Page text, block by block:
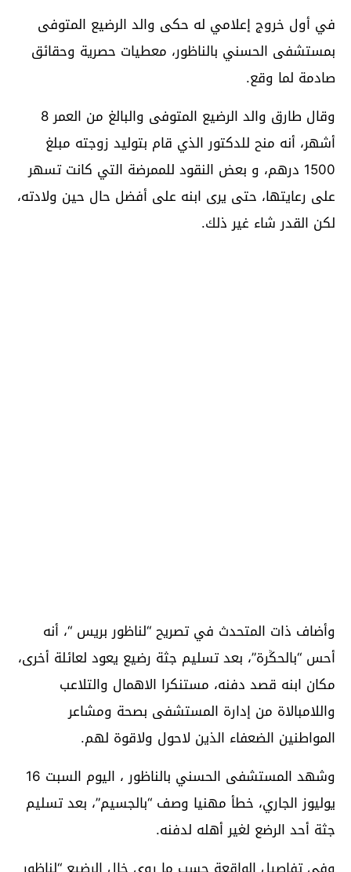
في أول خروج إعلامي له حكى والد الرضيع المتوفى
بمستشفى الحسني بالناظور، معطيات حصرية وحقائق
صادمة لما وقع.
وقال طارق والد الرضيع المتوفى والبالغ من العمر 8
أشهر، أنه منح للدكتور الذي قام بتوليد زوجته مبلغ
1500 درهم، و بعض النقود للممرضة التي كانت تسهر
على رعايتها، حتى يرى ابنه على أفضل حال حين ولادته،
لكن القدر شاء غير ذلك.
وأضاف ذات المتحدث في تصريح “لناظور بريس “، أنه
أحس “بالحݣرة”، بعد تسليم جثة رضيع يعود لعائلة أخرى،
مكان ابنه قصد دفنه، مستنكرا الاهمال والتلاعب
واللامبالاة من إدارة المستشفى بصحة ومشاعر
المواطنين الضعفاء الذين لاحول ولاقوة لهم.
وشهد المستشفى الحسني بالناظور ، اليوم السبت 16
يوليوز الجاري، خطأ مهنيا وصف “بالجسيم”، بعد تسليم
جثة أحد الرضع لغير أهله لدفنه.